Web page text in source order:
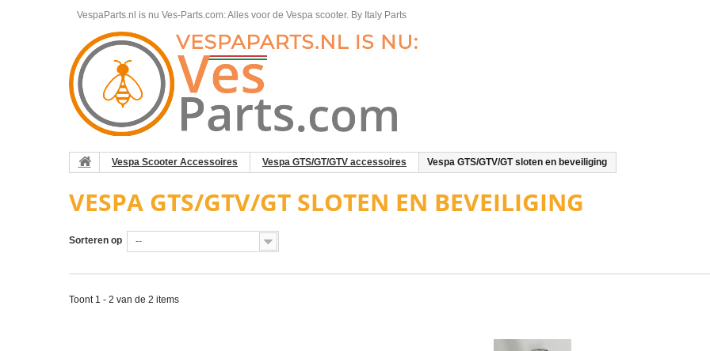
VespaParts.nl is nu Ves-Parts.com: Alles voor de Vespa scooter. By Italy Parts
Vespa Scooter Accessoires Vespa GTS/GT/GTV accessoires Vespa GTS/GTV/GT sloten en beveiliging
VESPA GTS/GTV/GT SLOTEN EN BEVEILIGING
Sorteren op --
Toont 1 - 2 van de 2 items